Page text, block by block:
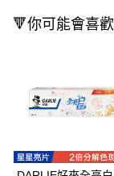
🔻你可能會喜歡